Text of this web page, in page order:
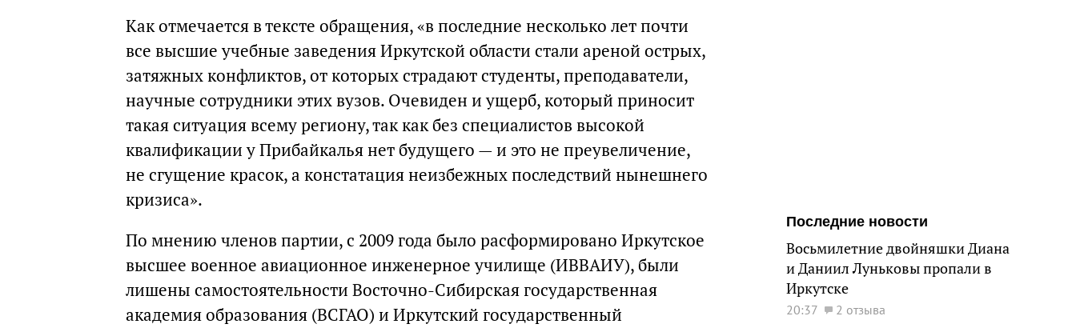
Как отмечается в тексте обращения, «в последние несколько лет почти
все высшие учебные заведения Иркутской области стали ареной острых,
затяжных конфликтов, от которых страдают студенты, преподаватели,
научные сотрудники этих вузов. Очевиден и ущерб, который приносит
такая ситуация всему региону, так как без специалистов высокой
квалификации у Прибайкалья нет будущего — и это не преувеличение,
не сгущение красок, а констатация неизбежных последствий нынешнего
кризиса».
По мнению членов партии, с 2009 года было расформировано Иркутское
высшее военное авиационное инженерное училище (ИВВАИУ), были
лишены самостоятельности Восточно-Сибирская государственная
академия образования (ВСГАО) и Иркутский государственный
Последние новости
Восьмилетние двойняшки Диана
и Даниил Луньковы пропали в
Иркутске
20:37 2 отзыва